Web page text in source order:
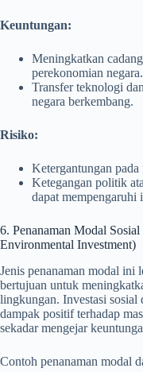
Keuntungan:
Meningkatkan
perekonomian negara.
Transfer teknologi
negara berkembang.
Risiko:
Ketergantungan pada
Ketegangan politik
dapat mempengaruhi
6. Penanaman Modal
Environmental Investment)
Jenis penanaman modal ini
bertujuan untuk
lingkungan. Investasi sosial
dampak positif terhadap
sekadar mengejar
Contoh penanaman modal